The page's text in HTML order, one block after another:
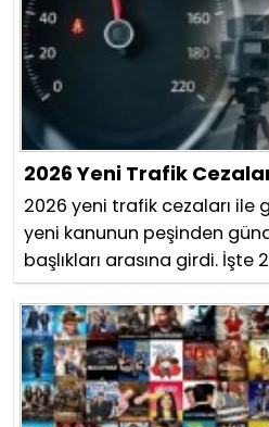
2026 Yeni Trafik
2026 yeni trafik cezaları ile
yeni kanunun peşinden
başlıkları arasına girdi. İşte